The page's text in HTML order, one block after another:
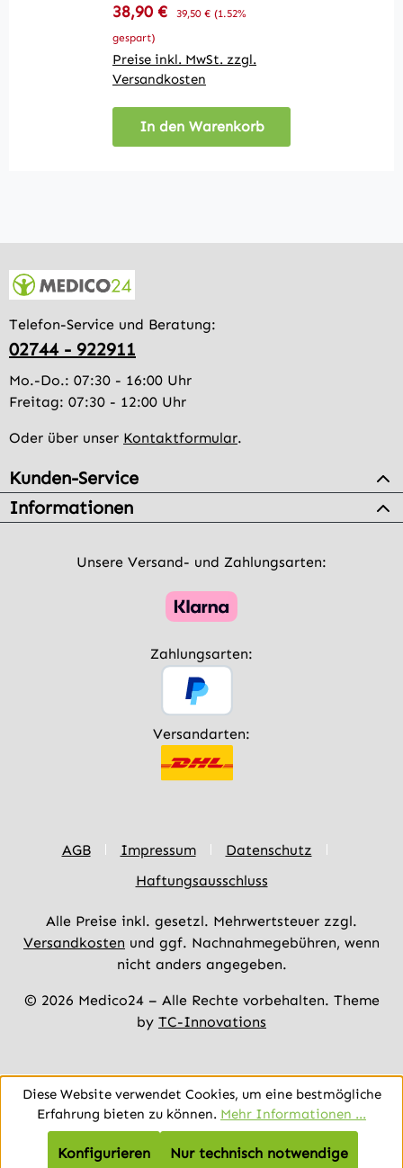
Verkaufspreis:
38,90 € Regulärer Preis:
39,50 € (1.52%
gespart)
Preise inkl. MwSt. zzgl.
Versandkosten
In den Warenkorb
Telefon-Service und Beratung:
02744 - 922911
Mo.-Do.: 07:30 - 16:00 Uhr
Freitag: 07:30 - 12:00 Uhr
Oder über unser Kontaktformular.
Kunden-Service
Informationen
Unsere Versand- und Zahlungsarten:
Zahlungsarten:
Versandarten:
AGB Impressum
Datenschutz
Haftungsausschluss
Alle Preise inkl. gesetzl. Mehrwertsteuer zzgl.
Versandkosten und ggf. Nachnahmegebühren, wenn
nicht anders angegeben.
© 2026 Medico24 – Alle Rechte vorbehalten. Theme
by TC-Innovations
Diese Website verwendet Cookies, um eine bestmögliche
Erfahrung bieten zu können. Mehr Informationen ...
Nur technisch notwendige
Konfigurieren